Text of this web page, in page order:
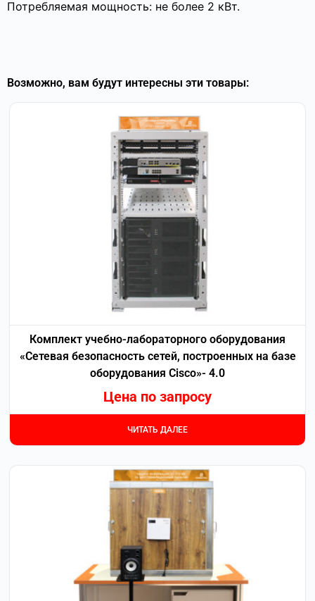
Потребляемая мощность: не более 2 кВт.
Возможно, вам будут интересны эти товары:
Комплект учебно-лабораторного оборудования
«Сетевая безопасность сетей, построенных на базе
оборудования Cisco»- 4.0
Цена по запросу
ЧИТАТЬ ДАЛЕЕ